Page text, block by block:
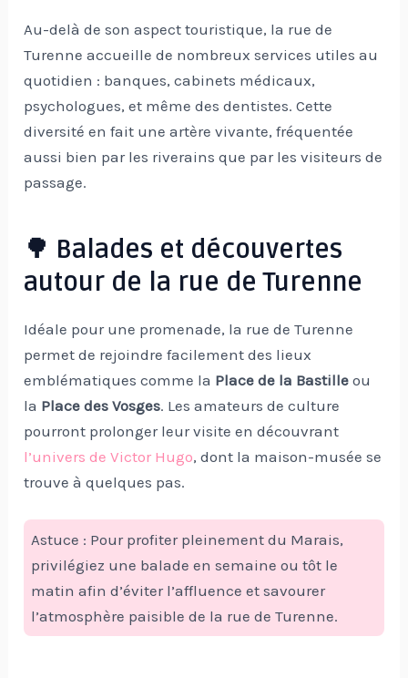
Au-delà de son aspect touristique, la rue de
Turenne accueille de nombreux services utiles au
quotidien : banques, cabinets médicaux,
psychologues, et même des dentistes. Cette
diversité en fait une artère vivante, fréquentée
aussi bien par les riverains que par les visiteurs de
passage.
🌳 Balades et découvertes
autour de la rue de Turenne
Idéale pour une promenade, la rue de Turenne
permet de rejoindre facilement des lieux
emblématiques comme la Place de la Bastille ou
la Place des Vosges. Les amateurs de culture
pourront prolonger leur visite en découvrant
l’univers de Victor Hugo, dont la maison-musée se
trouve à quelques pas.
Astuce : Pour profiter pleinement du Marais,
privilégiez une balade en semaine ou tôt le
matin afin d’éviter l’affluence et savourer
l’atmosphère paisible de la rue de Turenne.